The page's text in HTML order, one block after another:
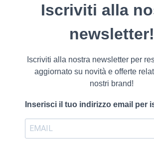
Iscriviti alla
newsletter!
Iscriviti alla nostra newsletter per
aggiornato su novità e offerte
nostri brand!
Inserisci il tuo indirizzo email per